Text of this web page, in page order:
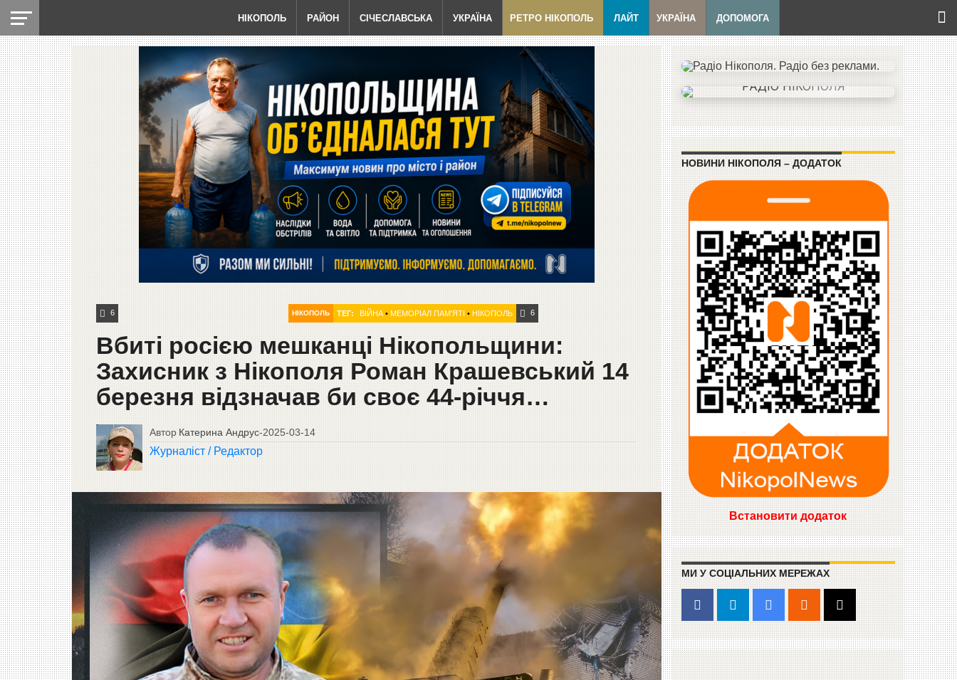
НІКОПОЛЬ РАЙОН СІЧЕСЛАВСЬКА УКРАЇНА РЕТРО НІКОПОЛЬ ЛАЙТ УКРАЇНА ДОПОМОГА
6 НІКОПОЛЬ ТЕГ: ВІЙНА• МЕМОРІАЛ ПАМ'ЯТІ • НІКОПОЛЬ 6
Вбиті росією мешканці Нікопольщини:
Захисник з Нікополя Роман Крашевський 14
березня відзначав би своє 44-річчя…
Автор Катерина Андрус-2025-03-14
Журналіст / Редактор
НОВИНИ НІКОПОЛЯ – ДОДАТОК
Встановити додаток
МИ У СОЦІАЛЬНИХ МЕРЕЖАХ